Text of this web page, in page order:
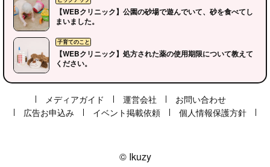
ピックアップ
子育てのこと
ピックアップ
【WEBクリニック】公園の砂場で遊んでいて、砂を食べてし
まいました。
【WEBクリニック】処方された薬の使用期限について教えて
ください。
メディアガイド 運営会社
お問い合わせ
広告お申込み
イベント掲載依頼 個人情報保護方針
© Ikuzy